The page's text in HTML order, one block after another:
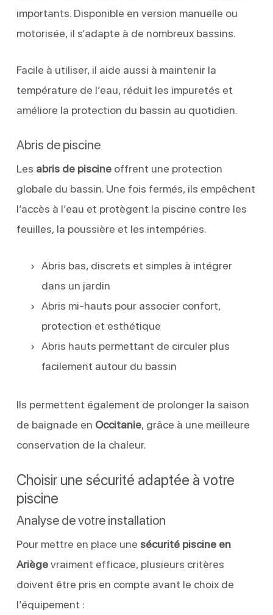
importants. Disponible en version manuelle ou
motorisée, il s’adapte à de nombreux bassins.
Facile à utiliser, il aide aussi à maintenir la
température de l’eau, réduit les impuretés et
améliore la protection du bassin au quotidien.
Abris de piscine
Les abris de piscineoffrent une protection
globale du bassin. Une fois fermés, ils empêchent
l’accès à l’eau et protègent la piscine contre les
feuilles, la poussière et les intempéries.
Abris bas, discrets et simples à intégrer
dans un jardin
Abris mi-hauts pour associer confort,
protection et esthétique
Abris hauts permettant de circuler plus
facilement autour du bassin
Ils permettent également de prolonger la saison
de baignade en Occitanie, grâce à une meilleure
conservation de la chaleur.
Choisir une sécurité adaptée à votre
piscine
Analyse de votre installation
Pour mettre en place une sécurité piscine en
Ariègevraiment efficace, plusieurs critères
doivent être pris en compte avant le choix de
l’équipement :